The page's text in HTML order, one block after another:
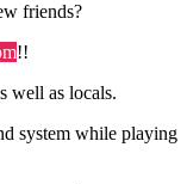
friends?
!!
well as locals.
system while playing